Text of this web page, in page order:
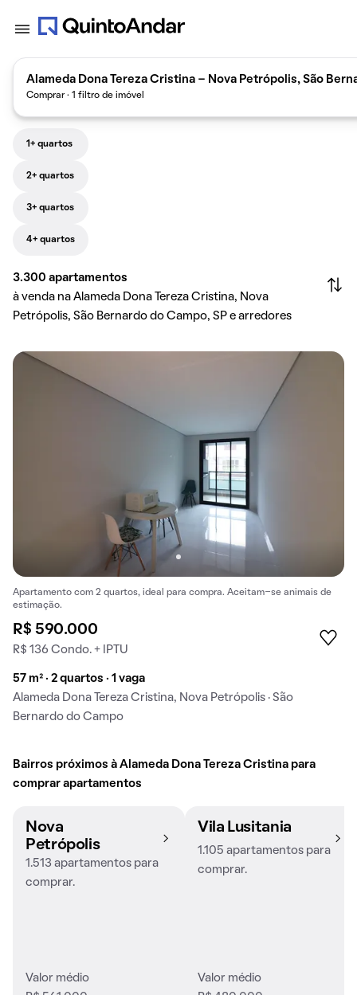
Alameda Dona Tereza Cristina - Nova Petrópolis, São
Comprar · 1 filtro de imóvel
1+ quartos
2+ quartos
3+ quartos
4+ quartos
3.300 apartamentos
à venda na Alameda Dona Tereza Cristina, Nova
Petrópolis, São Bernardo do Campo, SP e arredores
Apartamento com 2 quartos, ideal para compra. Aceitam-se animais de
estimação.
R$ 590.000
R$ 136 Condo. + IPTU
57 m² · 2 quartos · 1 vaga
Alameda Dona Tereza Cristina, Nova Petrópolis · São
Bernardo do Campo
Bairros próximos à Alameda Dona Tereza Cristina para
comprar apartamentos
Nova
Petrópolis
1.513 apartamentos para
comprar.
Valor médio
Vila Lusitania
1.105 apartamentos para
comprar.
Valor médio